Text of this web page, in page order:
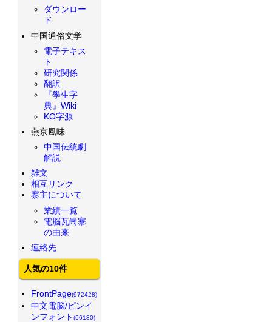
ダウンロー
ド
中国通俗文学
電子テキス
ト
研究関係
翻訳
『學生字
典』Wiki
KO字源
燕京風味
中国伝統劇
解説
雑文
相互リンク
寨主について
業績一覧
電脳瓦崗寨
の由来
連絡先
人気の10件
FrontPage(972428)
中文電脳/ピンイ
ンフォント (66180)